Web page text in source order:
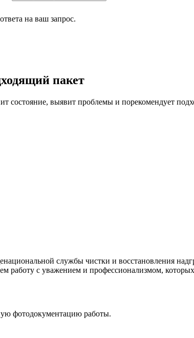
на ваш запрос.
пакет
выявит проблемы и порекомендует
службы чистки и восстановления
работу с уважением и профессионализмом,
фотодокументацию работы.